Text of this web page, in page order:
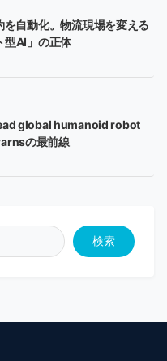
を自動化。物流現場を変える
型AI」の正体
global humanoid robot
の最前線
検索